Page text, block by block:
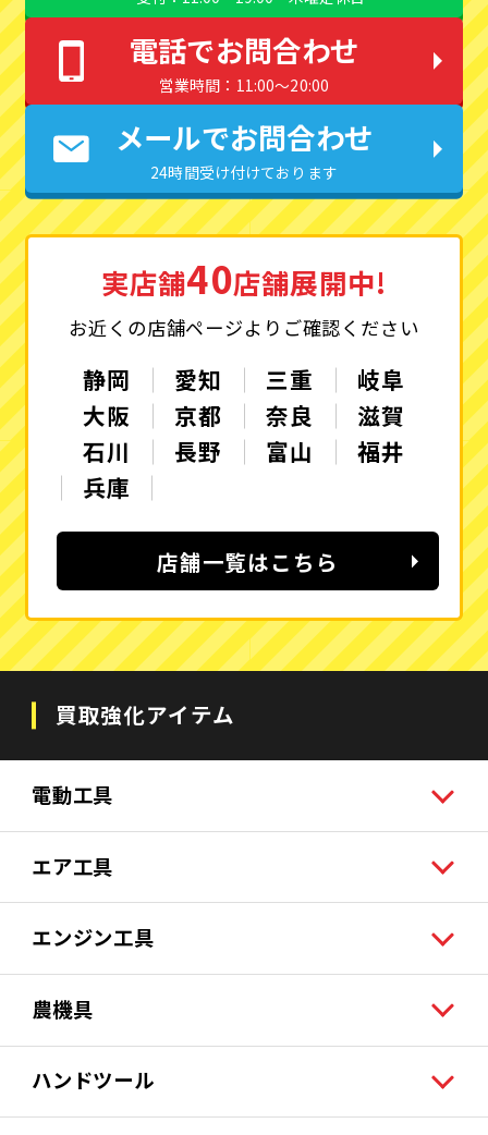
電話でお問合わせ
営業時間：11:00〜20:00
メールでお問合わせ
24時間受け付けております
実店舗40店舗展開中!
お近くの店舗ページよりご確認ください
静岡 愛知 三重
岐阜
大阪
京都 奈良
滋賀
石川
長野 富山
福井
兵庫
店舗一覧はこちら
買取強化アイテム
電動工具
エア工具
エンジン工具
農機具
ハンドツール